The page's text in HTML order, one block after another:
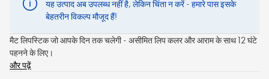
यह उत्पाद अब उपलब्ध नहीं है, लेकिन चिंता न करें - हमारे पास इसके
बेहतरीन विकल्प मौजूद हैं!
मैट लिपस्टिक जो आपके दिन तक चलेगी - असीमित लिप कलर और आराम के साथ 12 घंटे
पहनने के लिए।
और पढ़ें